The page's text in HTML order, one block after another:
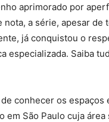
aprimorado por
nota, a série, apesar de
já conquistou o
especializada. Saiba
conhecer os espaços
em São Paulo cuja área